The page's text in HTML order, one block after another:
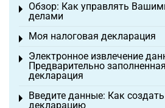
Обзор: Как управлять
делами
Toggle menu
Моя налоговая декларация
Toggle menu
Электронное извлечение
Предварительно
декларация
Toggle menu
Введите данные: Как
декларацию
Toggle menu